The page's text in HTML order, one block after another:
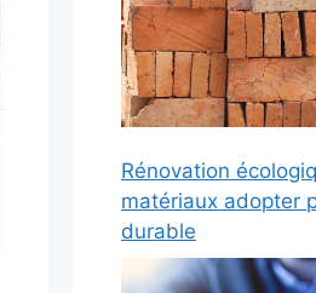
Rénovation
matériaux adopter
durable